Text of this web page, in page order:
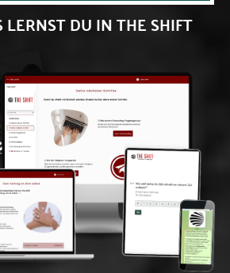
LERNST DU IN THE SHIFT